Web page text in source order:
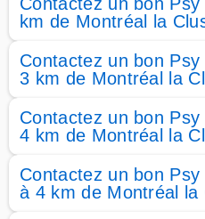
km de Montréal la
Contactez un bon
3 km de Montréal la
Contactez un bon
4 km de Montréal la
Contactez un bon
à 4 km de Montréal la